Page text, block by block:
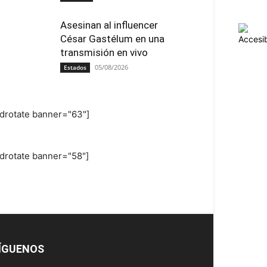
Asesinan al influencer
César Gastélum en una
transmisión en vivo
Estados 05/08/2026
banner="63"]
banner="58"]